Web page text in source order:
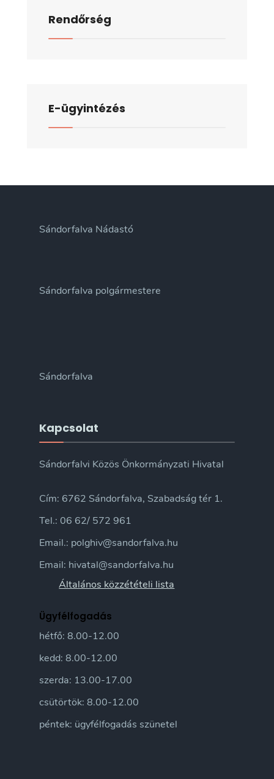
Rendőrség
E-ügyintézés
Sándorfalva Nádastó
Sándorfalva polgármestere
Sándorfalva
Kapcsolat
Sándorfalvi Közös Önkormányzati Hivatal
Cím: 6762 Sándorfalva, Szabadság tér 1.
Tel.: 06 62/ 572 961
Email.: polghiv@sandorfalva.hu
Email: hivatal@sandorfalva.hu
Általános közzétételi lista
Ügyfélfogadás
hétfő: 8.00-12.00
kedd: 8.00-12.00
szerda: 13.00-17.00
csütörtök: 8.00-12.00
péntek: ügyfélfogadás szünetel